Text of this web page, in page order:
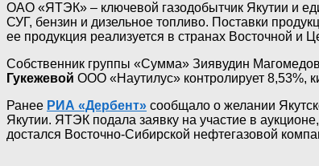
ОАО «ЯТЭК» – ключевой газодобытчик Якутии и
СУГ, бензин и дизельное топливо. Поставки
ее продукция реализуется в странах Восточной и
Собственник группы «Сумма» Зиявудин
Гукежевой ООО «Наутилус» контролирует 8,53%,
Ранее РИА «Дербент» сообщало о желании
Якутии. ЯТЭК подала заявку на участие в
достался Восточно-Сибирской нефтегазовой